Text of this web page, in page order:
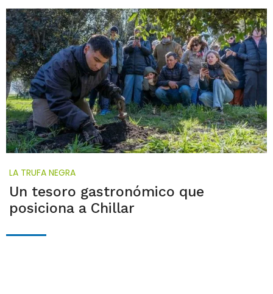
LA TRUFA NEGRA
Un tesoro gastronómico que
posiciona a Chillar